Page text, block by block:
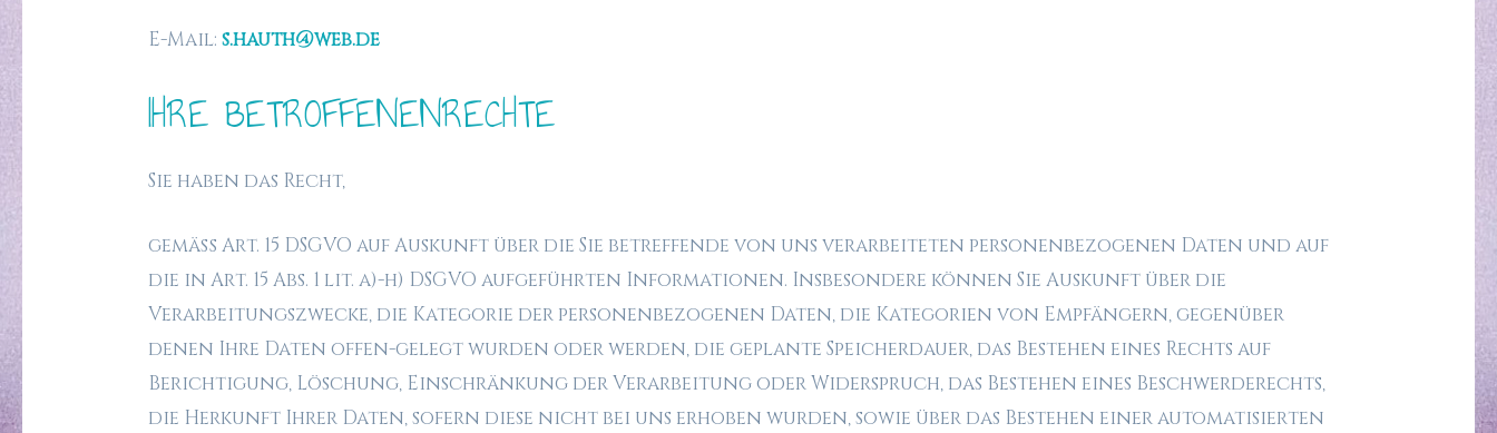
E-Mail:s.hauth@web.de
IHRE BETROFFENENRECHTE
Sie haben das Recht,
gemäß Art. 15 DSGVO auf Auskunft über die Sie betreffende von uns verarbeiteten personenbezogenen Daten und auf
die in Art. 15 Abs. 1 lit. a)-h) DSGVO aufgeführten Informationen. Insbesondere können Sie Auskunft über die
Verarbeitungszwecke, die Kategorie der personenbezogenen Daten, die Kategorien von Empfängern, gegenüber
denen Ihre Daten offen-gelegt wurden oder werden, die geplante Speicherdauer, das Bestehen eines Rechts auf
Berichtigung, Löschung, Einschränkung der Verarbeitung oder Widerspruch, das Bestehen eines Beschwerderechts,
die Herkunft Ihrer Daten, sofern diese nicht bei uns erhoben wurden, sowie über das Bestehen einer automatisierten